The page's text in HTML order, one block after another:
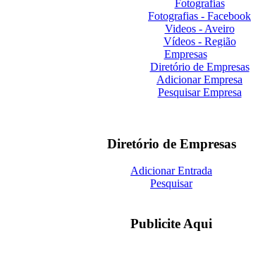
Fotografias
Fotografias - Facebook
Videos - Aveiro
Vídeos - Região
Empresas
Diretório de Empresas
Adicionar Empresa
Pesquisar Empresa
Diretório de Empresas
Adicionar Entrada
Pesquisar
Publicite Aqui